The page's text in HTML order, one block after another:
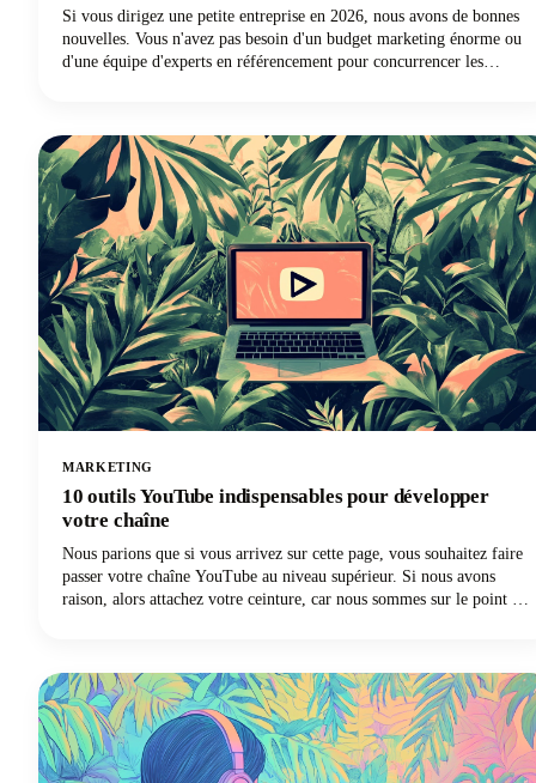
Si vous dirigez une petite entreprise en 2026, nous avons de bonnes
nouvelles. Vous n'avez pas besoin d'un budget marketing énorme ou
d'une équipe d'experts en référencement pour concurrencer les
poids.
MARKETING
10 outils YouTube indispensables pour développer
votre chaîne
Nous parions que si vous arrivez sur cette page, vous souhaitez faire
passer votre chaîne YouTube au niveau supérieur. Si nous avons
raison, alors attachez votre ceinture, car nous sommes sur le point de